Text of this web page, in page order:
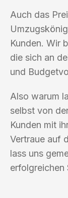
Auch das
Kunden. Wir
die sich an
und
Also warum
selbst von
Kunden mit
Vertraue auf
lass uns
erfolgreichen